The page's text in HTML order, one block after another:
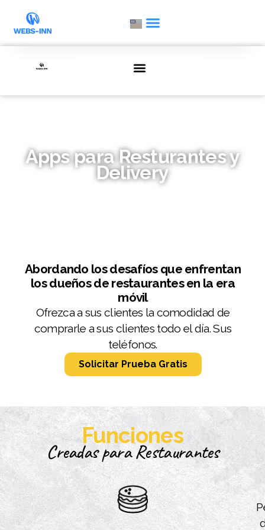
Apps para Resturantes y
Delivery
Abordando los desafíos que enfrentan
los dueños de restaurantes en la era
móvil
Ofrezca a sus clientes la comodidad de
comprarle a sus clientes todo el día. Sus
teléfonos.
Solicitar Prueba Gratis
Funciones
Creadas para Restaurantes